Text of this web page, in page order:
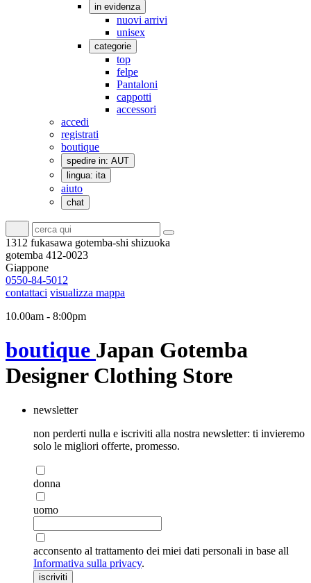
in evidenza
nuovi arrivi
unisex
categorie
top
felpe
Pantaloni
cappotti
accessori
accedi
registrati
boutique
spedire in: AUT
lingua: ita
aiuto
chat
1312 fukasawa gotemba-shi shizuoka
gotemba 412-0023
Giappone
0550-84-5012
contattaci visualizza mappa
10.00am - 8:00pm
boutique Japan Gotemba
Designer Clothing Store
newsletter
non perderti nulla e iscriviti alla nostra newsletter: ti invieremo
solo le migliori offerte, promesso.
donna
uomo
acconsento al trattamento dei miei dati personali in base all
Informativa sulla privacy.
iscriviti